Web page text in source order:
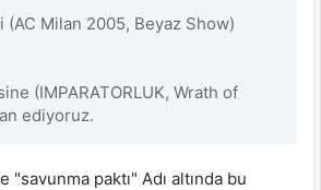
(AC Milan 2005, Beyaz Show)
(IMPARATORLUK, Wrath of
ediyoruz.
paktı" Adı altında bu